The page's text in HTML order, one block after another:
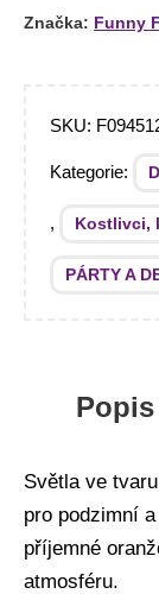
Značka: Funny
SKU:
Kategorie:
, Kostlivci,
PÁRTY A
Popis
Světla ve
pro podzimní
příjemné
atmosféru.